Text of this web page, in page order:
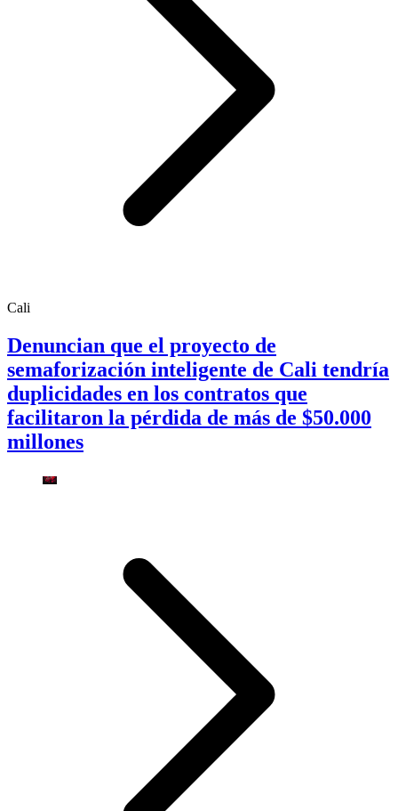
Cali
Denuncian que el proyecto de
semaforización inteligente de Cali tendría
duplicidades en los contratos que
facilitaron la pérdida de más de $50.000
millones